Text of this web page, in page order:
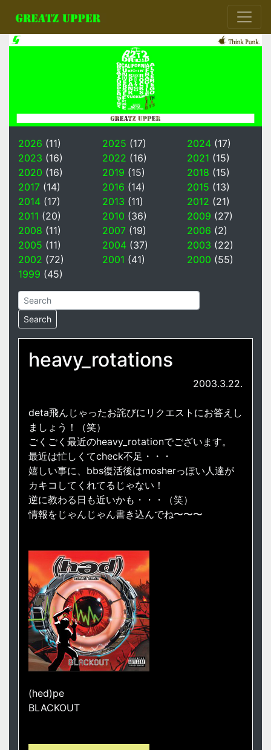
2026 (11) 2025 (17) 2024(17)
2023 (16) 2022 (16) 2021 (15)
2020 (16) 2019 (15) 2018 (15)
2017 (14) 2016 (14) 2015 (13)
2014 (17) 2013 (11) 2012 (21)
2011 (20) 2010 (36) 2009 (27)
2008 (11) 2007 (19) 2006 (2)
2005 (11) 2004 (37) 2003 (22)
2002 (72) 2001 (41) 2000 (55)
1999 (45)
heavy_rotations
2003.3.22.
deta飛んじゃったお詫びにリクエストにお答えし
ましょう！（笑）
ごくごく最近のheavy_rotationでございます。
最近は忙しくてcheck不足・・・
嬉しい事に、bbs復活後はmosherっぽい人達が
カキコしてくれてるじゃない！
逆に教わる日も近いかも・・・（笑）
情報をじゃんじゃん書き込んでね〜〜〜
(hed)pe
BLACKOUT